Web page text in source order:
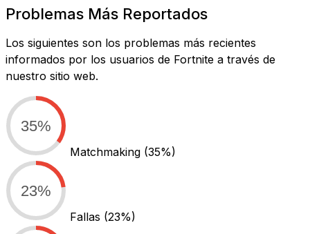
Problemas Más Reportados
Los siguientes son los problemas más recientes
informados por los usuarios de Fortnite a través de
nuestro sitio web.
35%
Matchmaking (35%)
23%
Fallas (23%)